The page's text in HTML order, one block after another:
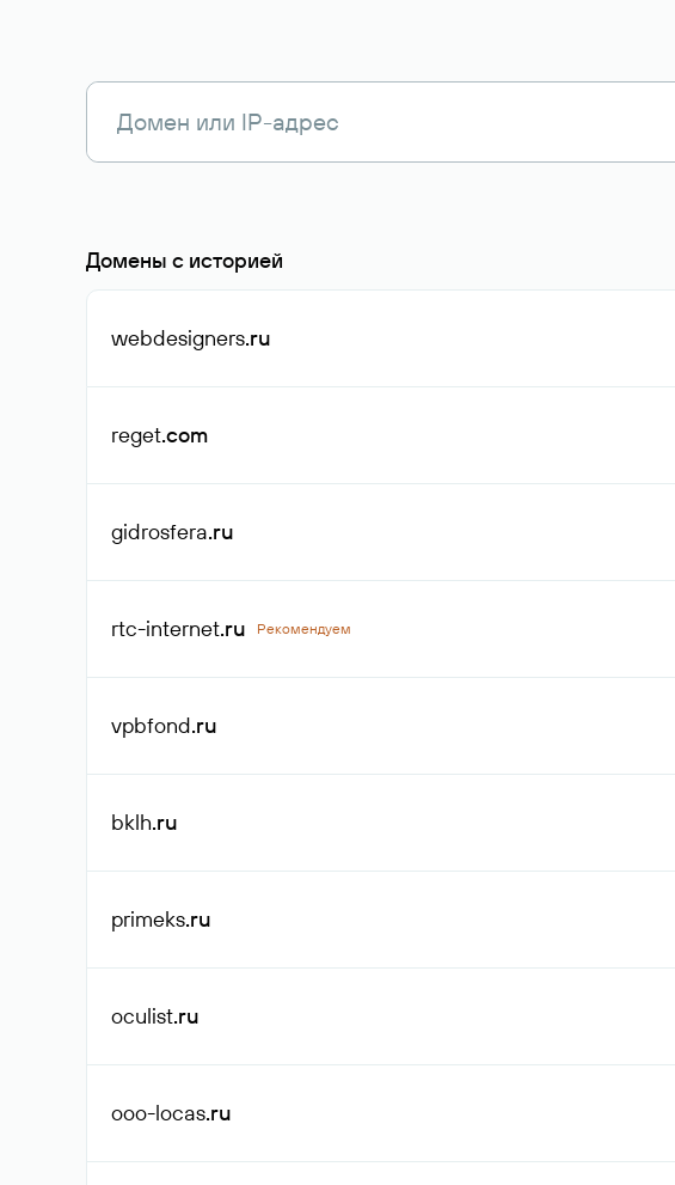
Домены с историей
webdesigners.ru
reget.com
gidrosfera.ru
rtc-internet.ru Рекомендуем
vpbfond.ru
bklh.ru
primeks.ru
oculist.ru
ooo-locas.ru